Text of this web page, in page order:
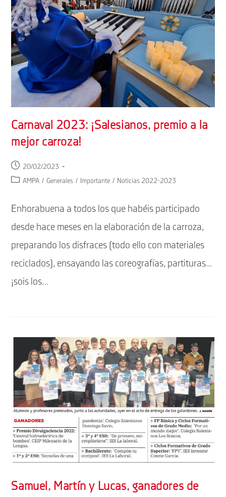
Carnaval 2023: ¡Salesianos, premio a la
mejor carroza!
Publicación
de
20/02/2023
Categoría
entrada:
AMPA / Generales / Importante / Noticias 2022-2023
Enhorabuena a todos los que habéis participado
desde hace meses en la elaboración de la carroza,
preparando los disfraces (todo ello con materiales
reciclados), ensayando las coreografías, partituras...
¡sois los…
Samuel, Martín y Lucas, ganadores de